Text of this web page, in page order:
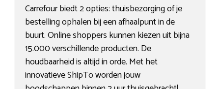
Carrefour biedt 2 opties: thuisbezorging of je
bestelling ophalen bij een afhaalpunt in de
buurt. Online shoppers kunnen kiezen uit bijna
15.000 verschillende producten. De
houdbaarheid is altijd in orde. Met het
innovatieve ShipTo worden jouw